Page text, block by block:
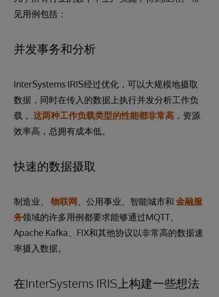
见用例包括：
并发事务和分析
InterSystems IRIS经过优化，可以大规模地摄取
数据，同时在传入的数据上执行并发分析工作负
载， 这两种工作负载类型的性能都非常高 ，资源
效率高，总拥有成本低。
快速的数据摄取
制造业、 物联网、公用事业、智能城市和 金融服
务领域的许多用例都要求能够通过MQTT、
Apache Kafka、FIX和其他协议以非常高的数据速
率摄入数据。
在InterSystems IRIS上构建一些想法